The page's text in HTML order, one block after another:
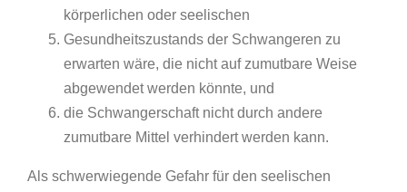
körperlichen oder seelischen
Gesundheitszustands der Schwangeren zu
erwarten wäre, die nicht auf zumutbare Weise
abgewendet werden könnte, und
die Schwangerschaft nicht durch andere
zumutbare Mittel verhindert werden kann.
Als schwerwiegende Gefahr für den seelischen